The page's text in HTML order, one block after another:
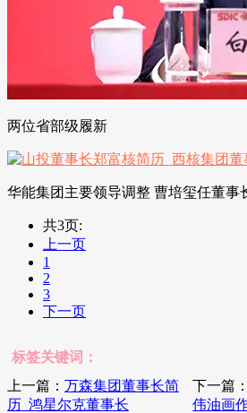
两位省部级履新
华能集团主要领导调整 曹培玺任董事
共3页:
上一页
1
2
3
下一页
标签关键词：
上一篇： 万森集团董事长简
历_鸿星尔克董事长
下一篇：
伟油画